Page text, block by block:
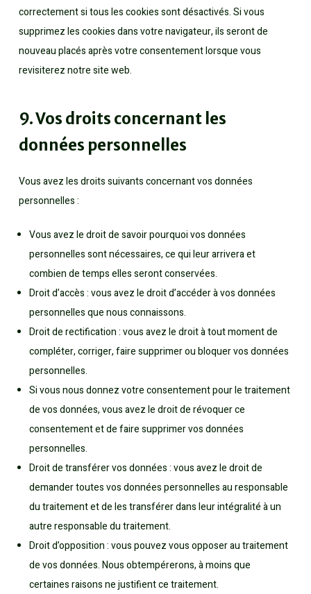
correctement si tous les cookies sont désactivés. Si vous
supprimez les cookies dans votre navigateur, ils seront de
nouveau placés après votre consentement lorsque vous
revisiterez notre site web.
9. Vos droits concernant les
données personnelles
Vous avez les droits suivants concernant vos données
personnelles :
Vous avez le droit de savoir pourquoi vos données
personnelles sont nécessaires, ce qui leur arrivera et
combien de temps elles seront conservées.
Droit d’accès : vous avez le droit d’accéder à vos données
personnelles que nous connaissons.
Droit de rectification : vous avez le droit à tout moment de
compléter, corriger, faire supprimer ou bloquer vos données
personnelles.
Si vous nous donnez votre consentement pour le traitement
de vos données, vous avez le droit de révoquer ce
consentement et de faire supprimer vos données
personnelles.
Droit de transférer vos données : vous avez le droit de
demander toutes vos données personnelles au responsable
du traitement et de les transférer dans leur intégralité à un
autre responsable du traitement.
Droit d’opposition : vous pouvez vous opposer au traitement
de vos données. Nous obtempérerons, à moins que
certaines raisons ne justifient ce traitement.